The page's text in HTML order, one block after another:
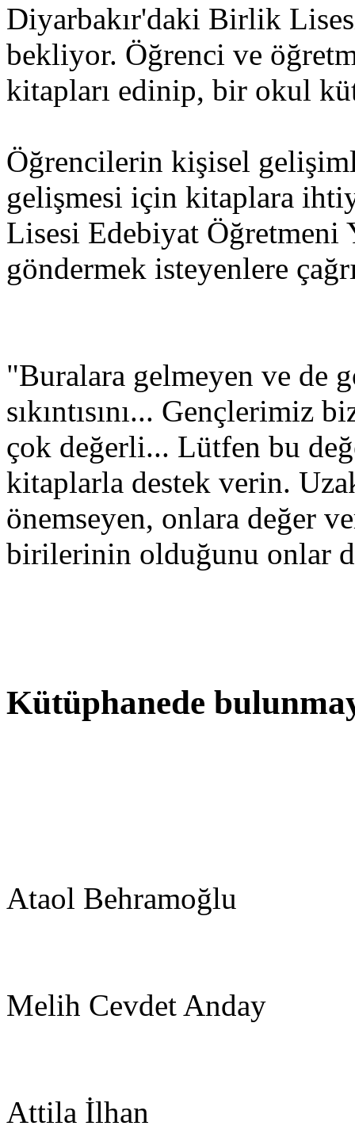
Diyarbakır'daki Birlik
bekliyor. Öğrenci ve
kitapları edinip, bir okul
Öğrencilerin kişisel
gelişmesi için kitaplara
Lisesi Edebiyat Öğretmeni
göndermek isteyenlere
"Buralara gelmeyen ve de
sıkıntısını... Gençlerimiz
çok değerli... Lütfen bu
kitaplarla destek verin.
önemseyen, onlara değer
birilerinin olduğunu onlar
Kütüphanede
Ataol Behramoğlu
Melih Cevdet Anday
Attila İlhan